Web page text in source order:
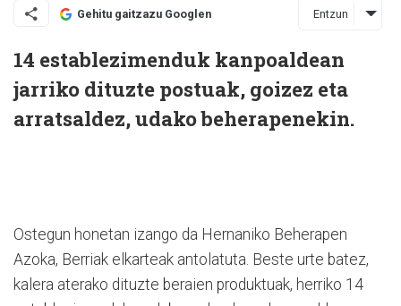
Gehitu gaitzazu Googlen Entzun
14 establezimenduk kanpoaldean
jarriko dituzte postuak, goizez eta
arratsaldez, udako beherapenekin.
Ostegun honetan izango da Hernaniko Beherapen
Azoka, Berriak elkarteak antolatuta. Beste urte batez,
kalera aterako dituzte beraien produktuak, herriko 14